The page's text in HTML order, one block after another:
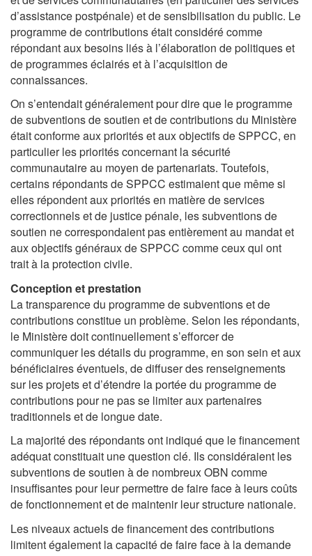
d’assistance postpénale) et de sensibilisation du public. Le
programme de contributions était considéré comme
répondant aux besoins liés à l’élaboration de politiques et
de programmes éclairés et à l’acquisition de
connaissances.
On s’entendait généralement pour dire que le programme
de subventions de soutien et de contributions du Ministère
était conforme aux priorités et aux objectifs de SPPCC, en
particulier les priorités concernant la sécurité
communautaire au moyen de partenariats. Toutefois,
certains répondants de SPPCC estimaient que même si
elles répondent aux priorités en matière de services
correctionnels et de justice pénale, les subventions de
soutien ne correspondaient pas entièrement au mandat et
aux objectifs généraux de SPPCC comme ceux qui ont
trait à la protection civile.
Conception et prestation
La transparence du programme de subventions et de
contributions constitue un problème. Selon les répondants,
le Ministère doit continuellement s’efforcer de
communiquer les détails du programme, en son sein et aux
bénéficiaires éventuels, de diffuser des renseignements
sur les projets et d’étendre la portée du programme de
contributions pour ne pas se limiter aux partenaires
traditionnels et de longue date.
La majorité des répondants ont indiqué que le financement
adéquat constituait une question clé. Ils considéraient les
subventions de soutien à de nombreux OBN comme
insuffisantes pour leur permettre de faire face à leurs coûts
de fonctionnement et de maintenir leur structure nationale.
Les niveaux actuels de financement des contributions
limitent également la capacité de faire face à la demande